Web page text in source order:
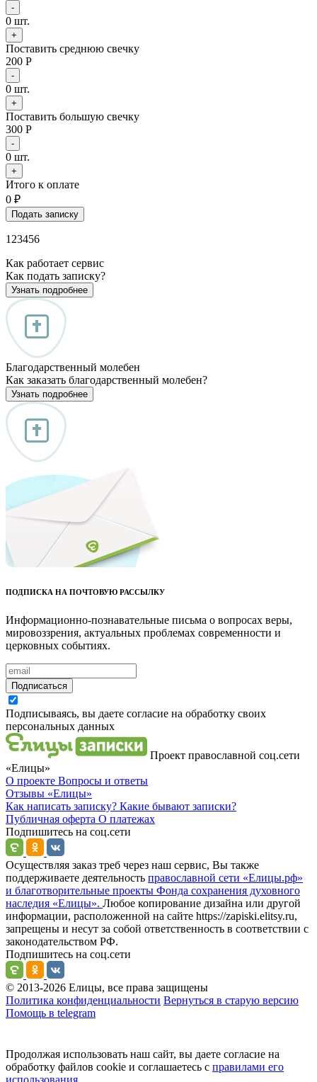
-
0 шт.
+
Поставить среднюю свечку
200 Р
-
0 шт.
+
Поставить большую свечку
300 Р
-
0 шт.
+
Итого к оплате
0 ₽
Подать записку
123456
Как работает сервис
Как подать записку?
Узнать подробнее
Благодарственный молебен
Как заказать благодарственный молебен?
Узнать подробнее
ПОДПИСКА НА ПОЧТОВУЮ РАССЫЛКУ
Информационно-познавательные письма о вопросах веры,
мировоззрения, актуальных проблемах современности и
церковных событиях.
Подписаться
Подписываясь, вы даете согласие на обработку своих
персональных данных
Проект православной соц.сети
«Елицы»
О проекте Вопросы и ответы
Отзывы «Елицы»
Как написать записку? Какие бывают записки?
Публичная оферта О платежах
Подпишитесь на соц.сети
Осуществляя заказ треб через наш сервис, Вы также
поддерживаете деятельность православной сети «Елицы.рф»
и благотворительные проекты Фонда сохранения духовного
наследия «Елицы». Любое копирование дизайна или другой
информации, расположенной на сайте https://zapiski.elitsy.ru,
запрещены и несут за собой ответственность в соответствии с
законодательством РФ.
Подпишитесь на соц.сети
© 2013-2026 Елицы, все права защищены
Политика конфиденциальности Вернуться в старую версию
Помощь в telegram
Продолжая использовать наш сайт, вы даете согласие на
обработку файлов cookie и соглашаетесь с правилами его
использования